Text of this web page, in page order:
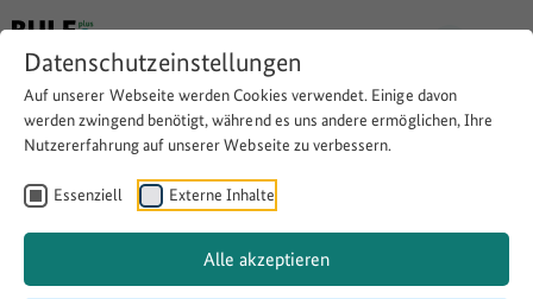
Datenschutzeinstellungen
Auf unserer Webseite werden Cookies verwendet. Einige davon
werden zwingend benötigt, während es uns andere ermöglichen, Ihre
Nutzererfahrung auf unserer Webseite zu verbessern.
Essenziell Externe Inhalte
Alle akzeptieren
Treffpunkt für interkulturelle
Aktivitäten
Download Copy link